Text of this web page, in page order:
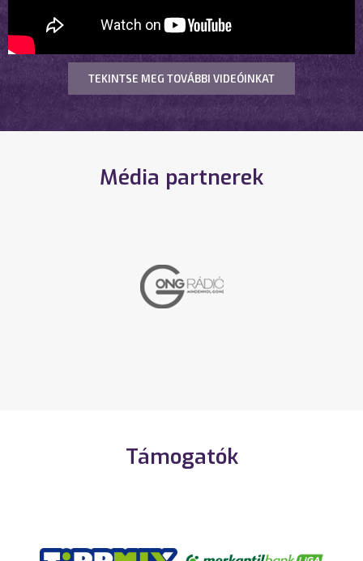
TEKINTSE MEG TOVÁBBI VIDEÓINKAT
Média partnerek
Támogatók